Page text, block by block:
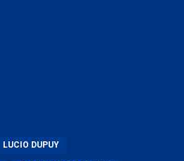
LUCIO DUPUY